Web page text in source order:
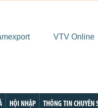
London
US
VTV Online
HỘI NHẬP THÔNG TIN CHUYÊN